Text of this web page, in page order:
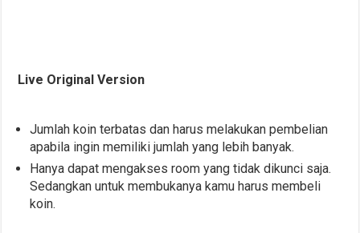
Live Original Version
Jumlah koin terbatas dan harus melakukan pembelian
apabila ingin memiliki jumlah yang lebih banyak.
Hanya dapat mengakses room yang tidak dikunci saja.
Sedangkan untuk membukanya kamu harus membeli
koin.